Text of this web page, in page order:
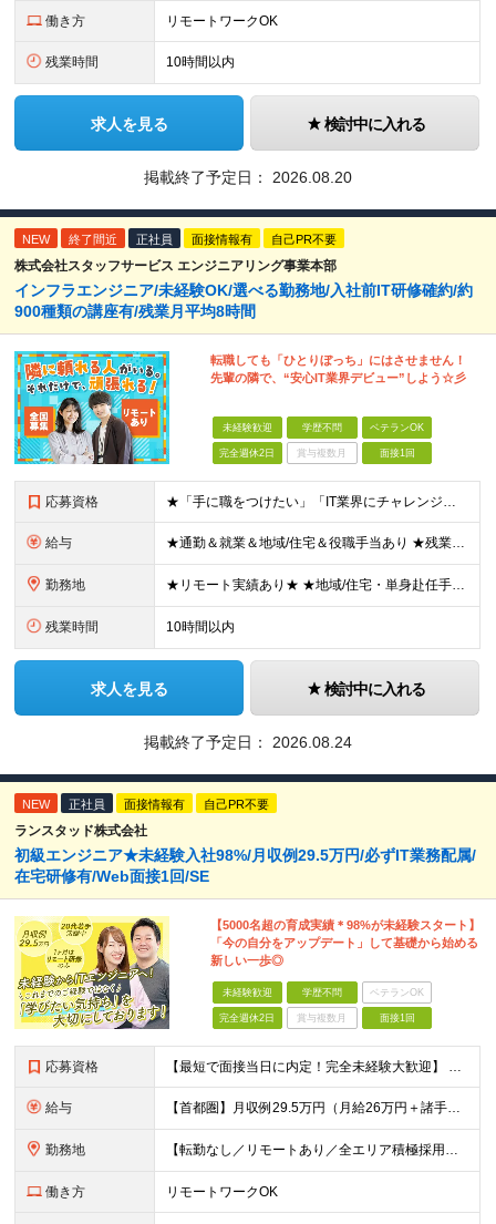
働き方 リモートワークOK
残業時間 10時間以内
求人を見る 検討中に入れる
掲載終了予定日： 2026.08.20
NEW 終了間近 正社員 面接情報有 自己PR不要
株式会社スタッフサービス エンジニアリング事業本部
インフラエンジニア/未経験OK/選べる勤務地/入社前IT研修確約/約
900種類の講座有/残業月平均8時間
転職しても「ひとりぼっち」にはさせません！
先輩の隣で、“安心IT業界デビュー”しよう☆彡
未経験歓迎 学歴不問 ベテランOK
完全週休2日 賞与複数月 面接1回
応募資格 ★「手に職をつけたい」「IT業界にチャレンジしたい」方歓迎！ ■学歴不問 ■IT知識・理系文系不問！未経験・第二新卒OK ★ITサポート・IT事務やエンジニアの経験をお持ちの方は優遇します！ 地方在
給与 ★通勤＆就業＆地域/住宅＆役職手当あり ★残業代は全額支給 ★選べる給与制度あり！ ■東京・神奈川・千葉・埼玉勤務の場合 月給24.5万円～55万円＋諸手当 （残業代は全額支給） (20,000円の
勤務地 ★リモート実績あり★ ★地域/住宅・単身赴任手当などサポートも万全 ★転任費用や寮・社宅制度も完備しています ★勤務地については希望を考慮の上、決定します ★面接地エリアでの就業率92％以上！ 『地
残業時間 10時間以内
求人を見る 検討中に入れる
掲載終了予定日： 2026.08.24
NEW 正社員 面接情報有 自己PR不要
ランスタッド株式会社
初級エンジニア★未経験入社98%/月収例29.5万円/必ずIT業務配属/
在宅研修有/Web面接1回/SE
【5000名超の育成実績＊98%が未経験スタート】
「今の自分をアップデート」して基礎から始める
新しい一歩◎
未経験歓迎 学歴不問 ベテランOK
完全週休2日 賞与複数月 面接1回
応募資格 【最短で面接当日に内定！完全未経験大歓迎】 ・業種／職種未経験歓迎 ・社会人デビュー、第二新卒、既卒者大歓迎 ・学歴不問（文系、理系不問） ・20代～30代、男女問わず活躍中 ・服装、髪色自由 ・明確
給与 【首都圏】月収例29.5万円（月給26万円＋諸手当） 【東海・関西】月収例28.5万円（月給25万円＋諸手当） 【九州】月収例26万円（月給23万円＋諸手当） ※経験・スキル・前職給与を踏まえ、総合
勤務地 【転勤なし／リモートあり／全エリア積極採用】 ・大手企業のプロジェクト中心 ・勤務エリアや配属先は希望を考慮 ・研修はリモートメインで実施 ・UIターン歓迎 ＜主なエリア＞ ■首都圏…東京・神奈川・
働き方 リモートワークOK